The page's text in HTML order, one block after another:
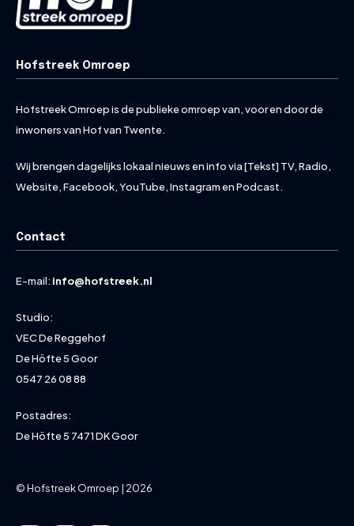
Hofstreek Omroep
Hofstreek Omroep is de publieke omroep van, voor en door de
inwoners van Hof van Twente.
Wij brengen dagelijks lokaal nieuws en info via [Tekst] TV, Radio,
Website, Facebook, YouTube, Instagram en Podcast.
Contact
E-mail: info@hofstreek.nl
Studio:
VEC De Reggehof
De Höfte 5 Goor
0547 26 08 88
Postadres:
De Höfte 5 7471 DK Goor
© Hofstreek Omroep | 2026